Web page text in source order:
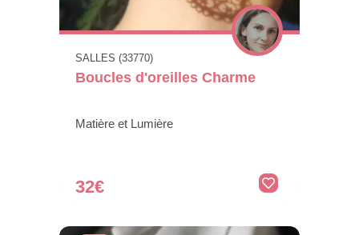
SALLES (33770)
Boucles d'oreilles Charme
Matière et Lumière
32€